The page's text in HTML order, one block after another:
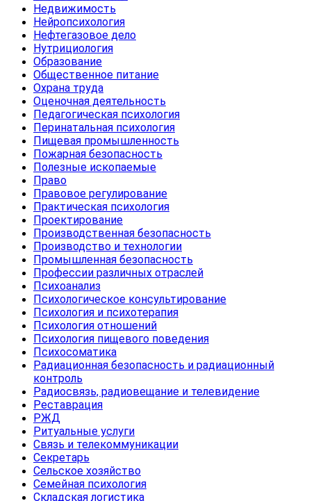
Недвижимость
Нейропсихология
Нефтегазовое дело
Нутрициология
Образование
Общественное питание
Охрана труда
Оценочная деятельность
Педагогическая психология
Перинатальная психология
Пищевая промышленность
Пожарная безопасность
Полезные ископаемые
Право
Правовое регулирование
Практическая психология
Проектирование
Производственная безопасность
Производство и технологии
Промышленная безопасность
Профессии различных отраслей
Психоанализ
Психологическое консультирование
Психология и психотерапия
Психология отношений
Психология пищевого поведения
Психосоматика
Радиационная безопасность и радиационный
контроль
Радиосвязь, радиовещание и телевидение
Реставрация
РЖД
Ритуальные услуги
Связь и телекоммуникации
Секретарь
Сельское хозяйство
Семейная психология
Складская логистика